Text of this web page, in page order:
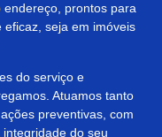
endereço, prontos para
seja em imóveis
do serviço e
Atuamos tanto
preventivas, com
do seu